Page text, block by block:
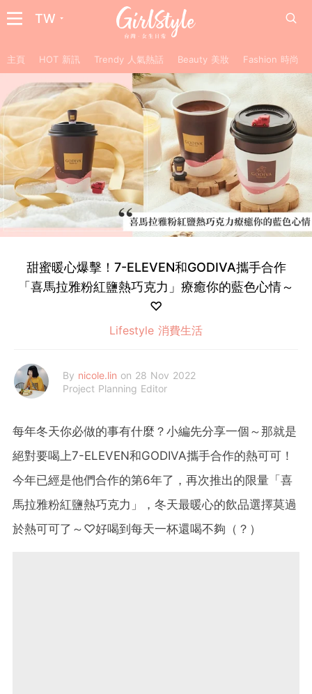
TW
主頁 HOT 新訊 Trendy 人氣熱話 Beauty 美妝 Fashion 時尚
甜蜜暖心爆擊！7-ELEVEN和GODIVA攜手合作
「喜馬拉雅粉紅鹽熱巧克力」療癒你的藍色心情～
♡
Lifestyle 消費生活
By nicole.lin on 28 Nov 2022
Project Planning Editor
每年冬天你必做的事有什麼？小編先分享一個～那就是
絕對要喝上7-ELEVEN和GODIVA攜手合作的熱可可！
今年已經是他們合作的第6年了，再次推出的限量「喜
馬拉雅粉紅鹽熱巧克力」，冬天最暖心的飲品選擇莫過
於熱可可了～♡好喝到每天一杯還喝不夠（？）